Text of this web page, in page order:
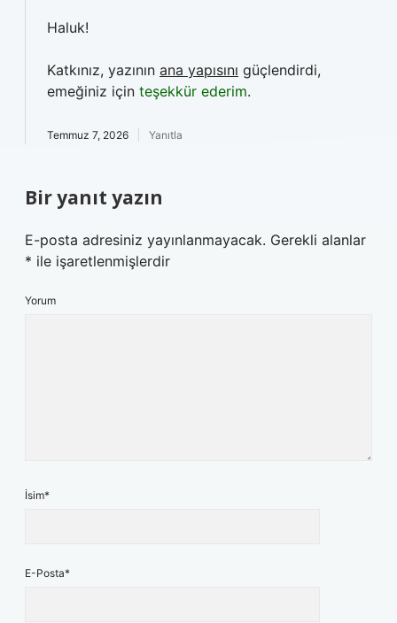
Haluk!
Katkınız, yazının ana yapısını güçlendirdi,
emeğiniz için teşekkür ederim.
Temmuz 7, 2026 Yanıtla
Bir yanıt yazın
E-posta adresiniz yayınlanmayacak. Gerekli alanlar
* ile işaretlenmişlerdir
Yorum
İsim*
E-Posta*